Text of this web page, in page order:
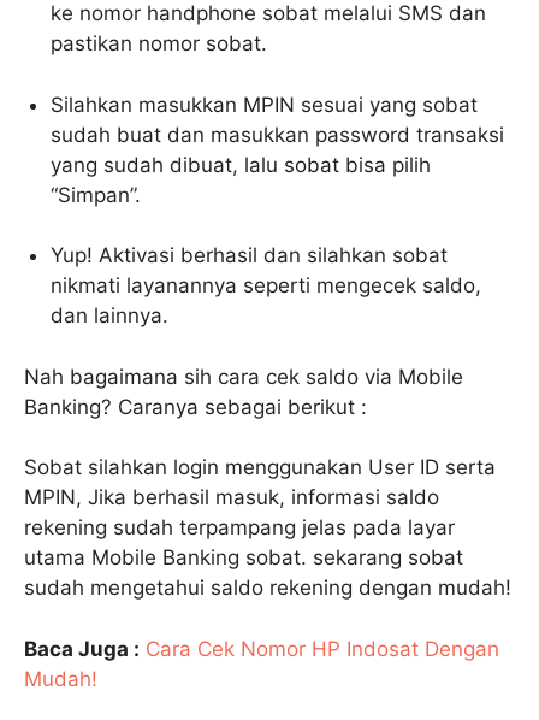
ke nomor handphone sobat melalui SMS dan
pastikan nomor sobat.
Silahkan masukkan MPIN sesuai yang sobat
sudah buat dan masukkan password transaksi
yang sudah dibuat, lalu sobat bisa pilih
“Simpan”.
Yup! Aktivasi berhasil dan silahkan sobat
nikmati layanannya seperti mengecek saldo,
dan lainnya.
Nah bagaimana sih cara cek saldo via Mobile
Banking? Caranya sebagai berikut :
Sobat silahkan login menggunakan User ID serta
MPIN, Jika berhasil masuk, informasi saldo
rekening sudah terpampang jelas pada layar
utama Mobile Banking sobat. sekarang sobat
sudah mengetahui saldo rekening dengan mudah!
Baca Juga : Cara Cek Nomor HP Indosat Dengan
Mudah!